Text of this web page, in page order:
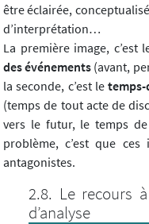
être éclairée,
d’interprétation…
La première image, c’est
des événements (avant,
la seconde, c’est le
(temps de tout acte de
vers le futur, le temps
problème, c’est que ces
antagonistes.
Le recours
d’analyse